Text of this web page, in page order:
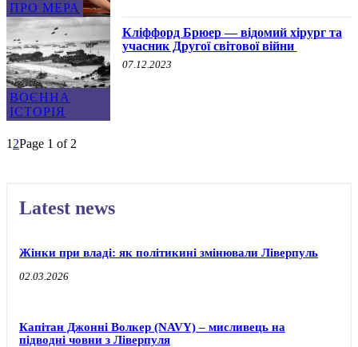
ПРО МЕРА
ВОЄННА
ІСТОРІЯ
Кліффорд Брюер — відомий хірург та
учасник Другої світової війни
07.12.2023
1 2Page 1 of 2
Latest news
Жінки при владі: як політикині змінювали Ліверпуль
02.03.2026
Капітан Джонні Волкер (NAVY) – мисливець на
підводні човни з Ліверпуля